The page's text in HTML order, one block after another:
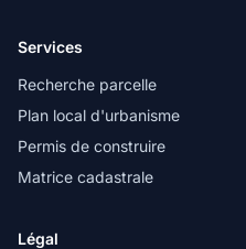
Services
Recherche parcelle
Plan local d'urbanisme
Permis de construire
Matrice cadastrale
Légal